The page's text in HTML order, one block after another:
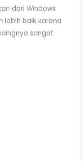
dari Windows
lebih baik karena
sangat